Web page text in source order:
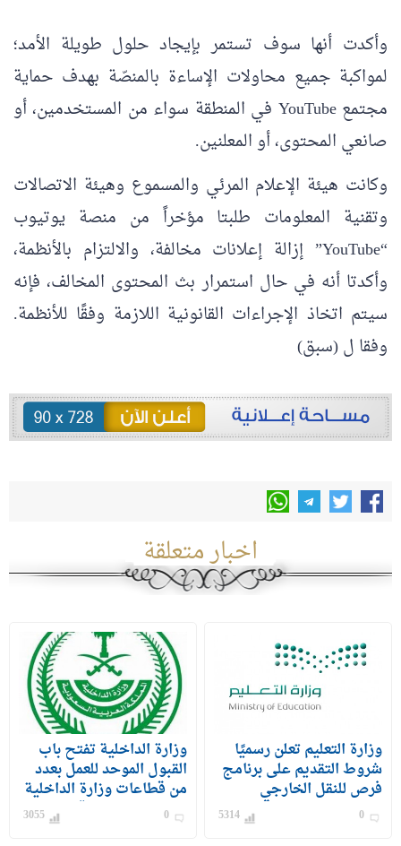
وأكدت أنها سوف تستمر بإيجاد حلول طويلة الأمد؛
لمواكبة جميع محاولات الإساءة بالمنصّة بهدف حماية
مجتمع YouTube في المنطقة سواء من المستخدمين، أو
صانعي المحتوى، أو المعلنين.
وكانت هيئة الإعلام المرئي والمسموع وهيئة الاتصالات
وتقنية المعلومات طلبتا مؤخراً من منصة يوتيوب
“YouTube” إزالة إعلانات مخالفة، والالتزام بالأنظمة،
وأكدتا أنه في حال استمرار بث المحتوى المخالف، فإنه
سيتم اتخاذ الإجراءات القانونية اللازمة وفقًا للأنظمة.
وفقا ل (سبق)
اخبار متعلقة
وزارة التعليم تعلن رسميًا
شروط التقديم على برنامج
فرص للنقل الخارجي
للمعلمين والمعلمات
0
5314
وزارة الداخلية تفتح باب
القبول الموحد للعمل بعدد
من قطاعات وزارة الداخلية
على رتبة وكيل رقيب –
جندي) للرجال
0
3055